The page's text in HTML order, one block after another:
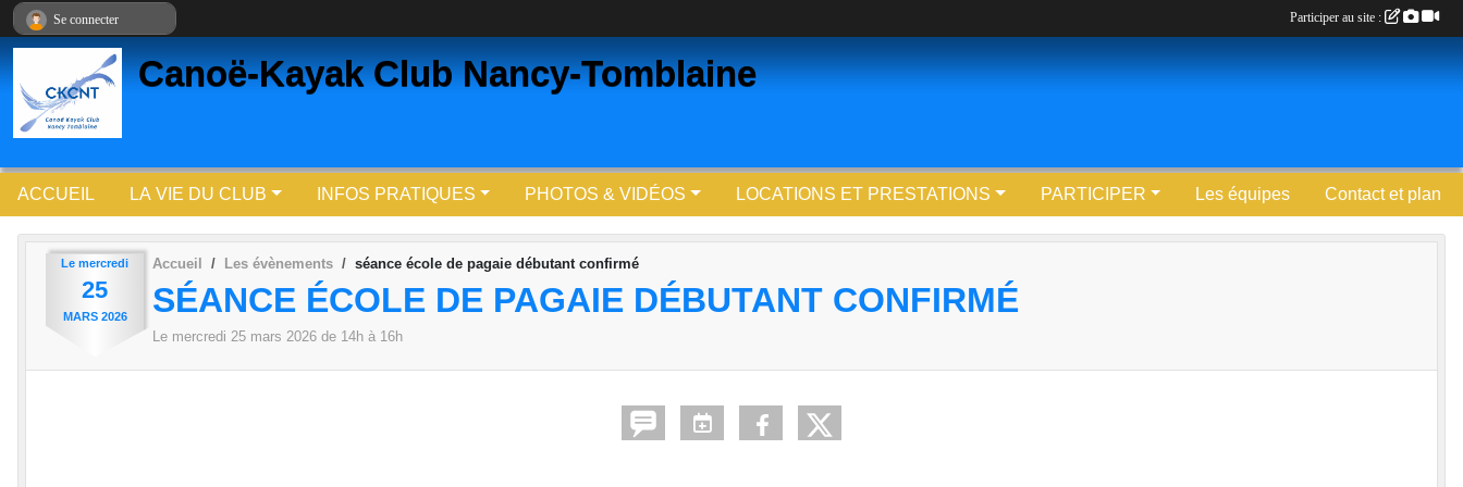
Canoë-Kayak Club Nancy-Tomblaine
ACCUEIL LA VIE DU CLUB INFOS PRATIQUES PHOTOS & VIDÉOS LOCATIONS ET PRESTATIONS PARTICIPER Les équipes Contact et plan
Le mercredi
25
MARS 2026
Accueil Les évènements séance école de pagaie débutant confirmé
SÉANCE ÉCOLE DE PAGAIE DÉBUTANT CONFIRMÉ
Le mercredi 25 mars 2026 de 14h à 16h
Se connecter Participer au site :
Panneau de gestion des cookies